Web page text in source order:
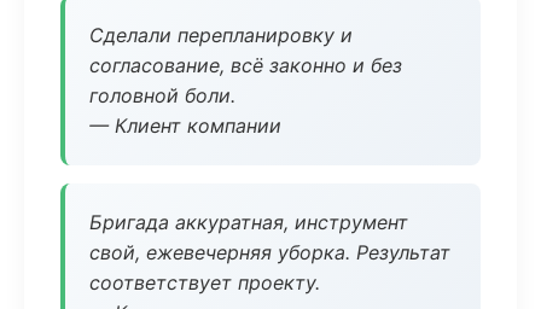
Сделали перепланировку и
согласование, всё законно и без
головной боли.
— Клиент компании
Бригада аккуратная, инструмент
свой, ежевечерняя уборка. Результат
соответствует проекту.